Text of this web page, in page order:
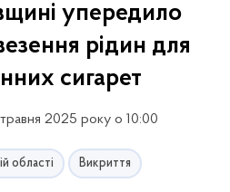
упередило
рідин для
сигарет
2025 року о 10:00
області Викриття